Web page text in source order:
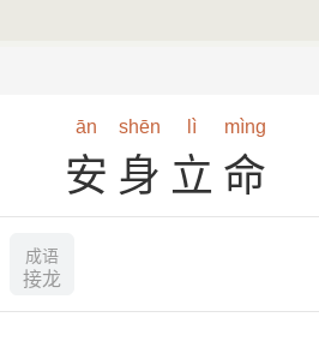
ān shēn lì mìng
安身立命
成语
接龙